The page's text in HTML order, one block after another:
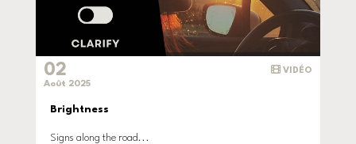
VIDÉO
02
Août 2025
Brightness
Signs along the road...